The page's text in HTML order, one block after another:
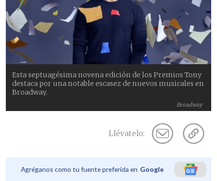
Broadway
Esta septuagésima novena edición de los Premios Tony
destaca por una notable escasez de nuevos musicales en
Broadway.
Llévatelo:
Agréganos como tu fuente preferida en Google